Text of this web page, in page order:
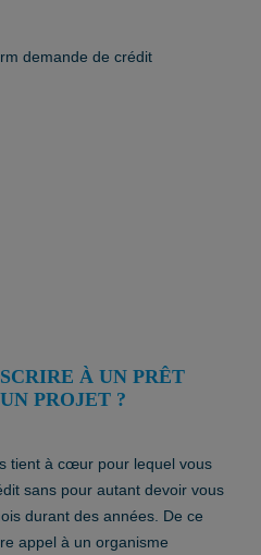
demande de crédit
À UN PRÊT
PROJET ?
tient à cœur pour lequel vous
sans pour autant devoir vous
durant des années. De ce
appel à un organisme